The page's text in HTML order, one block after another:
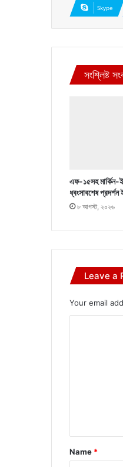
Skype
সংশ্লিষ্ট
এফ-১৫সহ মার্কিন-
ধ্বংসাবশেষ প্রদর্শন
৮ আগস্ট, ২০২৬
Leave a
Your email
*
Name *